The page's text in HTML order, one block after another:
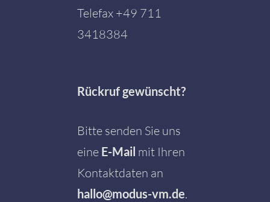
Telefax +49 711
3418384
Rückruf gewünscht?
Bitte senden Sie uns
eine E-Mail mit Ihren
Kontaktdaten an
hallo@modus-vm.de.